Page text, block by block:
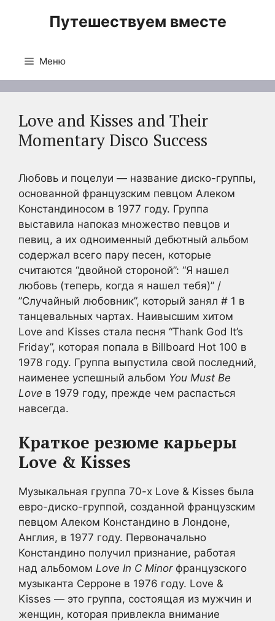
Путешествуем вместе
Меню
Love and Kisses and Their
Momentary Disco Success
Любовь и поцелуи — название диско-группы,
основанной французским певцом Алеком
Констандиносом в 1977 году. Группа
выставила напоказ множество певцов и
певиц, а их одноименный дебютный альбом
содержал всего пару песен, которые
считаются “двойной стороной”: “Я нашел
любовь (теперь, когда я нашел тебя)” /
”Случайный любовник”, который занял # 1 в
танцевальных чартах. Наивысшим хитом
Love and Kisses стала песня “Thank God It’s
Friday”, которая попала в Billboard Hot 100 в
1978 году. Группа выпустила свой последний,
наименее успешный альбом You Must Be
Love в 1979 году, прежде чем распасться
навсегда.
Краткое резюме карьеры
Love & Kisses
Музыкальная группа 70-х Love & Kisses была
евро-диско-группой, созданной французским
певцом Алеком Констандино в Лондоне,
Англия, в 1977 году. Первоначально
Констандино получил признание, работая
над альбомом Love In C Minorфранцузского
музыканта Серроне в 1976 году. Love &
Kisses — это группа, состоящая из мужчин и
женщин, которая привлекла внимание